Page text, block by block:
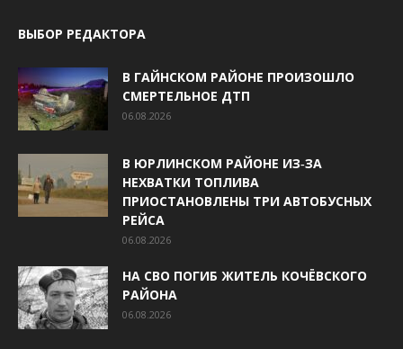
ВЫБОР РЕДАКТОРА
В ГАЙНСКОМ РАЙОНЕ ПРОИЗОШЛО
СМЕРТЕЛЬНОЕ ДТП
06.08.2026
В ЮРЛИНСКОМ РАЙОНЕ ИЗ‑ЗА
НЕХВАТКИ ТОПЛИВА
ПРИОСТАНОВЛЕНЫ ТРИ АВТОБУСНЫХ
РЕЙСА
06.08.2026
НА СВО ПОГИБ ЖИТЕЛЬ КОЧЁВСКОГО
РАЙОНА
06.08.2026